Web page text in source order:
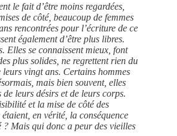
le fait d’être moins regardées,
de côté, beaucoup de femmes
rencontrées pour l’écriture de ce
également d’être plus libres.
Elles se connaissent mieux, font
plus solides, ne regrettent rien du
leurs vingt ans. Certains hommes
mais bien souvent, elles
de leurs désirs et de leurs corps.
et la mise de côté des
étaient, en vérité, la conséquence
? Mais qui donc a peur des vieilles